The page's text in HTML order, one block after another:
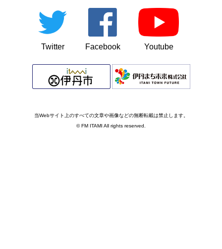
Twitter Facebook Youtube
当Webサイト上のすべての文章や画像などの無断転載は禁止します。
© FM ITAMI All rights reserved.